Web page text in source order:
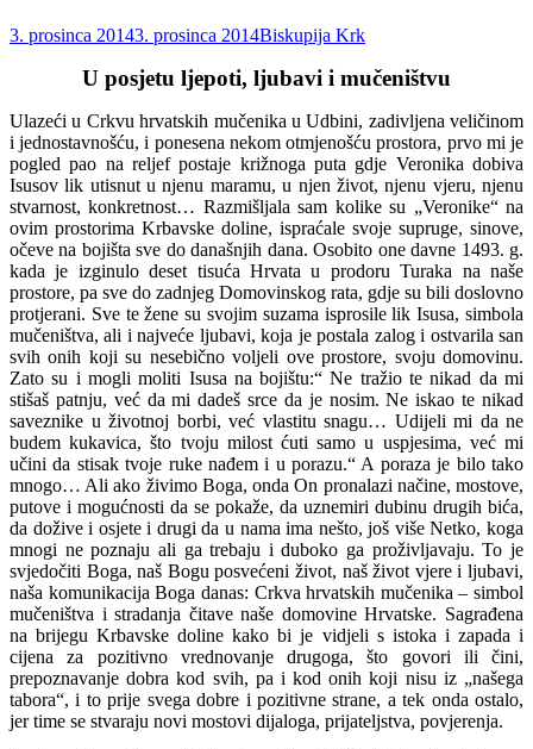
Posted
3. prosinca 20143. prosinca 2014Author
Biskupija Krk
U posjetu ljepoti, ljubavi i mučeništvu
Ulazeći u Crkvu hrvatskih mučenika u Udbini, zadivljena veličinom
i jedno­stavnošću, i ponesena nekom otmje­nošću prostora, prvo mi je
pogled pao na reljef postaje križnoga puta gdje Veronika dobiva
Isusov lik utisnut u njenu maramu, u njen ži­vot, njenu vjeru, njenu
stvarnost, konkretnost… Razmišljala sam kolike su „Veronike“ na
ovim prostorima Krbavske doline, ispraćale svoje supruge, sinove,
očeve na bojišta sve do današ­njih dana. Osobito one davne 1493. g.
kada je izginulo deset tisuća Hrvata u prodoru Turaka na naše
prostore, pa sve do zadnjeg Domovin­skog rata, gdje su bili doslovno
protjerani. Sve te žene su svojim suzama isprosile lik Isusa, simbola
mučeništva, ali i najveće ljubavi, koja je postala zalog i ostvarila san
svih onih koji su nesebično voljeli ove prostore, svoju domovinu.
Zato su i mogli moliti Isusa na bojištu:“ Ne tra­žio te nikad da mi
stišaš patnju, već da mi dadeš srce da je nosim. Ne iskao te nikad
saveznike u životnoj borbi, već vlastitu snagu… Udijeli mi da ne
budem kukavica, što tvoju milost ćuti samo u uspjesima, već mi
učini da stisak tvoje ruke nađem i u porazu.“ A poraza je bilo tako
mnogo… Ali ako živimo Boga, onda On prona­lazi načine, mostove,
putove i mogućnosti da se pokaže, da uznemiri dubinu drugih bića,
da dožive i osjete i drugi da u nama ima nešto, još više Netko, koga
mnogi ne poznaju ali ga tre­baju i duboko ga proživljavaju. To je
svjedočiti Boga, naš Bogu posvećeni život, naš život vjere i ljubavi,
naša komunikacija Boga danas: Crkva hrvatskih mučenika – simbol
mučeništva i stra­danja čitave naše domovine Hrvatske. Sagrađe­na
na brijegu Krbavske doline kako bi je vidjeli s istoka i zapada i
cijena za pozitivno vrednovanje drugoga, što govori ili čini,
prepoznavanje do­bra kod svih, pa i kod onih koji nisu iz „našega
tabora“, i to prije svega dobre i pozitivne strane, a tek onda ostalo,
jer time se stvaraju novi mo­stovi dijaloga, prijateljstva, povjerenja.